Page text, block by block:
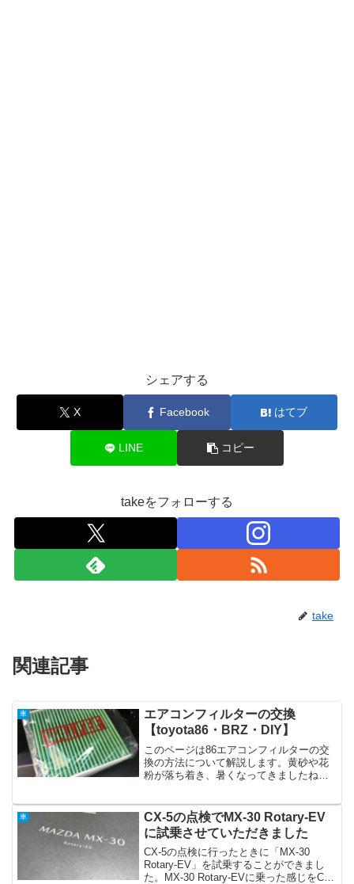
シェアする
X Facebook はてブ
LINE コピー
takeをフォローする
take
関連記事
車
エアコンフィルターの交換
【toyota86・BRZ・DIY】
このページは86エアコンフィルターの交
換の方法について解説します。黄砂や花
粉が落ち着き、暑くなってきましたね。
アコンフィルターはホコリや花粉だけで
なく、カビもキャッチし...
車
CX-5の点検でMX-30 Rotary-EV
に試乗させていただきました
CX-5の点検に行ったときに「MX-30
Rotary-EV」を試乗することができまし
た。MX-30 Rotary-EVに乗った感じをCX-